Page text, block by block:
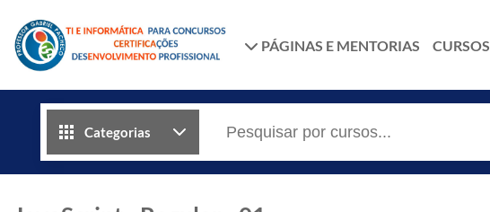
PÁGINAS E MENTORIAS CURSOS
Categorias